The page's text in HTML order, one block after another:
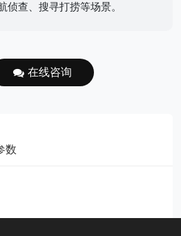
侦查、搜寻打捞等场景。
在线咨询
数